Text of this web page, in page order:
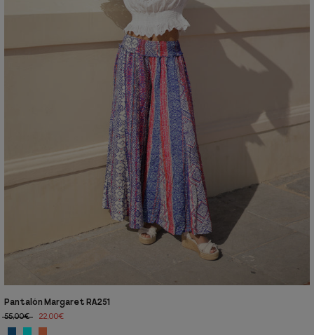
Pantalón Margaret RA251
55,00€
22,00€